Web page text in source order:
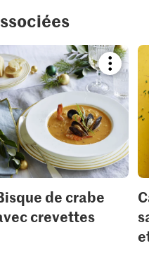
recipe
add
to
your
de crabe
crevettes